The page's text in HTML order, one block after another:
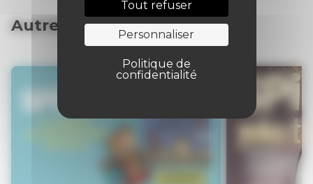
Tout refuser
Personnaliser
Politique de
confidentialité
Autres articles